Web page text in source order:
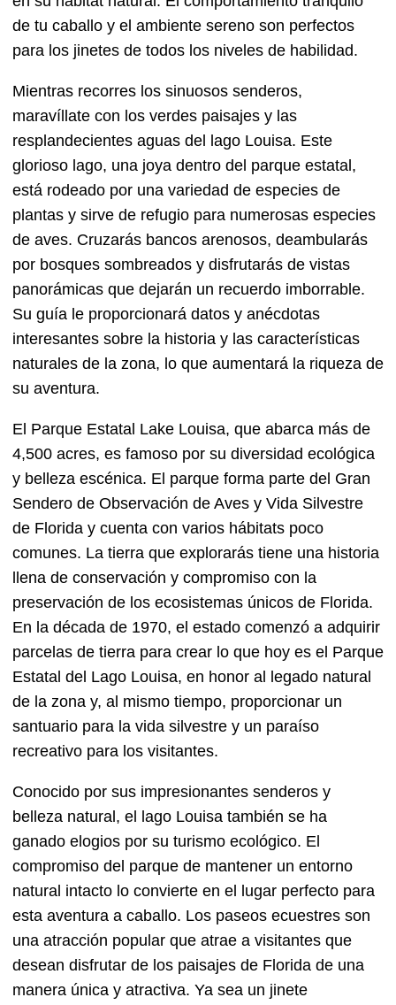
de tu caballo y el ambiente sereno son perfectos
para los jinetes de todos los niveles de habilidad.
Mientras recorres los sinuosos senderos,
maravíllate con los verdes paisajes y las
resplandecientes aguas del lago Louisa. Este
glorioso lago, una joya dentro del parque estatal,
está rodeado por una variedad de especies de
plantas y sirve de refugio para numerosas especies
de aves. Cruzarás bancos arenosos, deambularás
por bosques sombreados y disfrutarás de vistas
panorámicas que dejarán un recuerdo imborrable.
Su guía le proporcionará datos y anécdotas
interesantes sobre la historia y las características
naturales de la zona, lo que aumentará la riqueza de
su aventura.
El Parque Estatal Lake Louisa, que abarca más de
4,500 acres, es famoso por su diversidad ecológica
y belleza escénica. El parque forma parte del Gran
Sendero de Observación de Aves y Vida Silvestre
de Florida y cuenta con varios hábitats poco
comunes. La tierra que explorarás tiene una historia
llena de conservación y compromiso con la
preservación de los ecosistemas únicos de Florida.
En la década de 1970, el estado comenzó a adquirir
parcelas de tierra para crear lo que hoy es el Parque
Estatal del Lago Louisa, en honor al legado natural
de la zona y, al mismo tiempo, proporcionar un
santuario para la vida silvestre y un paraíso
recreativo para los visitantes.
Conocido por sus impresionantes senderos y
belleza natural, el lago Louisa también se ha
ganado elogios por su turismo ecológico. El
compromiso del parque de mantener un entorno
natural intacto lo convierte en el lugar perfecto para
esta aventura a caballo. Los paseos ecuestres son
una atracción popular que atrae a visitantes que
desean disfrutar de los paisajes de Florida de una
manera única y atractiva. Ya sea un jinete